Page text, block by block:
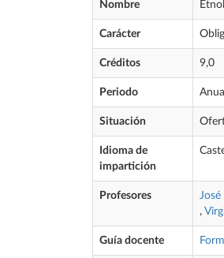
Nombre
Carácter
Créditos 9,0
Periodo Anual
Situación
Idioma de
impartición
Profesores
,
Guía docente